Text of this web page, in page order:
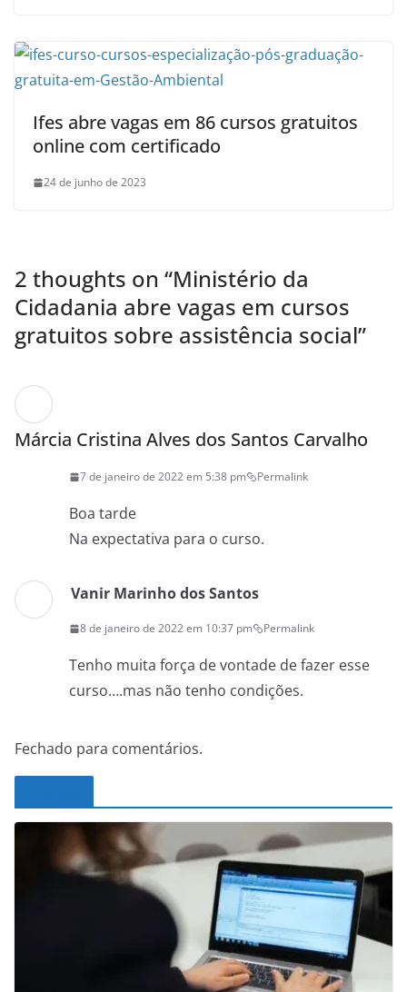
Ifes abre vagas em 86 cursos gratuitos
online com certificado
24 de junho de 2023
2 thoughts on “Ministério da
Cidadania abre vagas em cursos
gratuitos sobre assistência social”
Márcia Cristina Alves dos Santos Carvalho
7 de janeiro de 2022 em 5:38 pm Permalink
Boa tarde
Na expectativa para o curso.
Vanir Marinho dos Santos
8 de janeiro de 2022 em 10:37 pm Permalink
Tenho muita força de vontade de fazer esse
curso….mas não tenho condições.
Fechado para comentários.